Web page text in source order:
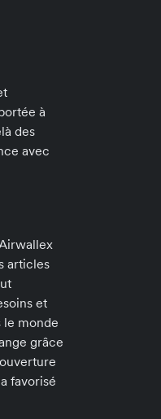
à
des
avec
articles
et
le monde
grâce
favorisé